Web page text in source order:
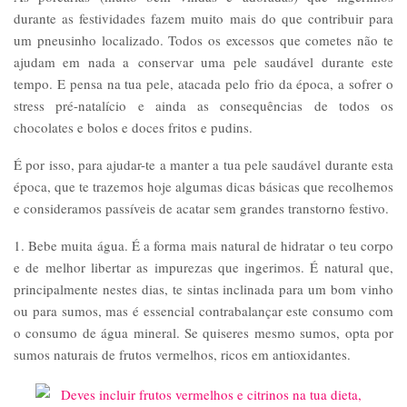
durante as festividades fazem muito mais do que contribuir para
um pneusinho localizado. Todos os excessos que cometes não te
ajudam em nada a conservar uma pele saudável durante este
tempo. E pensa na tua pele, atacada pelo frio da época, a sofrer o
stress pré-natalício e ainda as consequências de todos os
chocolates e bolos e doces fritos e pudins.
É por isso, para ajudar-te a manter a tua pele saudável durante esta
época, que te trazemos hoje algumas dicas básicas que recolhemos
e consideramos passíveis de acatar sem grandes transtorno festivo.
1. Bebe muita água. É a forma mais natural de hidratar o teu corpo
e de melhor libertar as impurezas que ingerimos. É natural que,
principalmente nestes dias, te sintas inclinada para um bom vinho
ou para sumos, mas é essencial contrabalançar este consumo com
o consumo de água mineral. Se quiseres mesmo sumos, opta por
sumos naturais de frutos vermelhos, ricos em antioxidantes.